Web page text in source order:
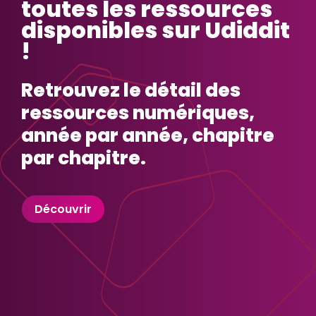
toutes les ressources
disponibles sur Udiddit
!
Retrouvez le détail des
ressources numériques,
année par année, chapitre
par chapitre.
Découvrir